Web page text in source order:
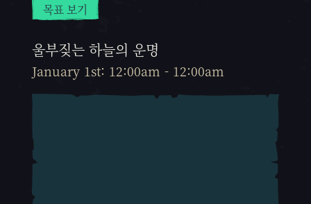
목표 보기
울부짖는 하늘의 운명
January 1st: 12:00am - 12:00am